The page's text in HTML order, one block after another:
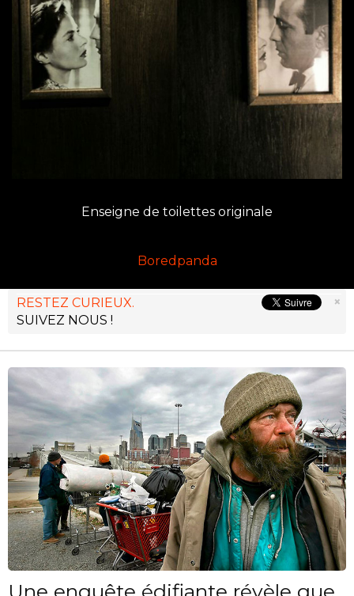
Enseigne de toilettes originale
Boredpanda
×
RESTEZ CURIEUX.
SUIVEZ NOUS !
Une enquête édifiante révèle que